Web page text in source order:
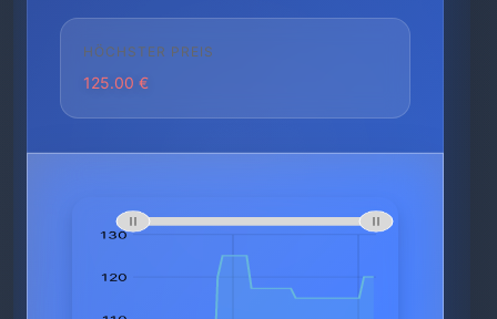
HÖCHSTER PREIS
125.00 €